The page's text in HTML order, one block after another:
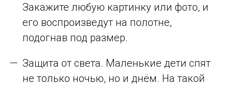
Закажите любую картинку или фото, и
его воспроизведут на полотне,
подогнав под размер.
Защита от света. Маленькие дети спят
не только ночью, но и днём. На такой